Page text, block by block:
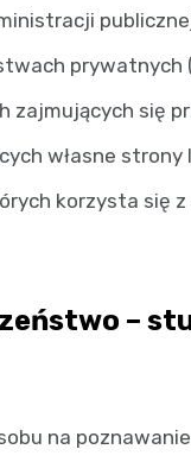
prywatnych
zajmujących się
własne
korzysta się
–
na